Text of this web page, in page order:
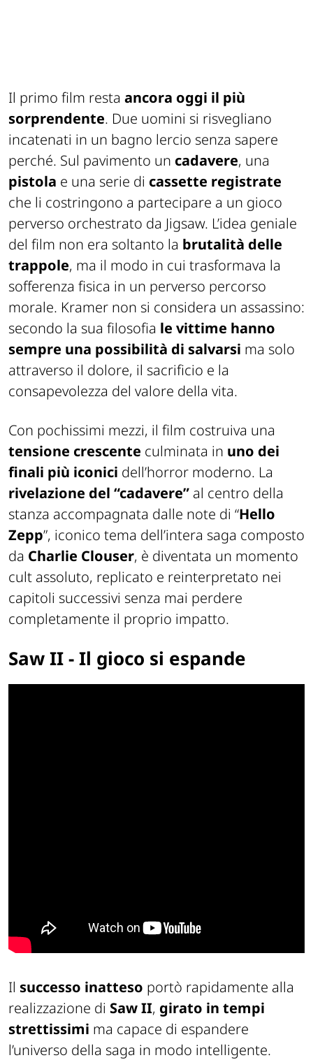
Il primo film resta ancora oggi il più
sorprendente. Due uomini si risvegliano
incatenati in un bagno lercio senza sapere
perché. Sul pavimento un cadavere, una
pistola e una serie di cassette registrate
che li costringono a partecipare a un gioco
perverso orchestrato da Jigsaw. L’idea geniale
del film non era soltanto la brutalità delle
trappole, ma il modo in cui trasformava la
sofferenza fisica in un perverso percorso
morale. Kramer non si considera un assassino:
secondo la sua filosofia le vittime hanno
sempre una possibilità di salvarsi ma solo
attraverso il dolore, il sacrificio e la
consapevolezza del valore della vita.
Con pochissimi mezzi, il film costruiva una
tensione crescente culminata in uno dei
finali più iconici dell’horror moderno. La
rivelazione del “cadavere” al centro della
stanza accompagnata dalle note di “Hello
Zepp”, iconico tema dell’intera saga composto
da Charlie Clouser, è diventata un momento
cult assoluto, replicato e reinterpretato nei
capitoli successivi senza mai perdere
completamente il proprio impatto.
Saw II- Il gioco si espande
Il successo inatteso portò rapidamente alla
realizzazione di Saw II, girato in tempi
strettissimi ma capace di espandere
l’universo della saga in modo intelligente.